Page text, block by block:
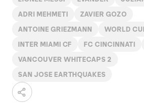
ADRI MEHMETI ZAVIER GOZO
ANTOINE GRIEZMANN WORLD
INTER MIAMI CF FC CINCINNATI
VANCOUVER WHITECAPS 2
SAN JOSE EARTHQUAKES